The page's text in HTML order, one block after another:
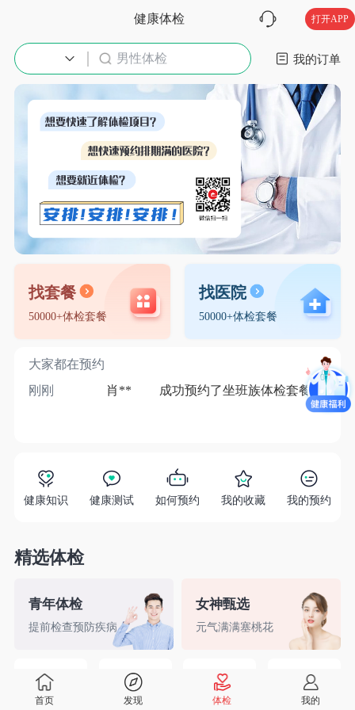
健康体检 打开APP
男性体检 入职体检 我的订单
找套餐
50000+体检套餐
找医院
50000+体检套餐
大家都在预约
刚刚
肖** 成功预约了坐班族体检套餐（男） 1分
健康知识 健康测试 如何预约 我的收藏 我的预约
精选体检
青年体检
提前检查预防疾病
女神甄选
元气满满塞桃花
精英白领 备孕检查 入职体检 婚前检查
首页 发现 体检 我的